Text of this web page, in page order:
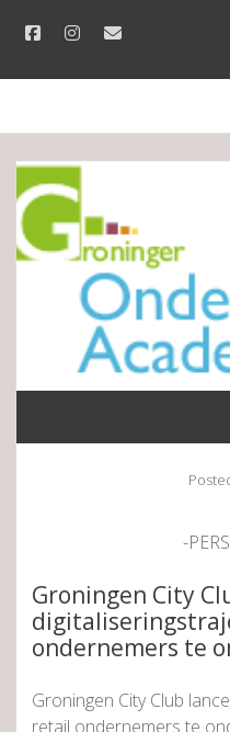
facebookinstagram
email
-
Groningen City
ondernemers te
Groningen City Club
retail ondernemers te